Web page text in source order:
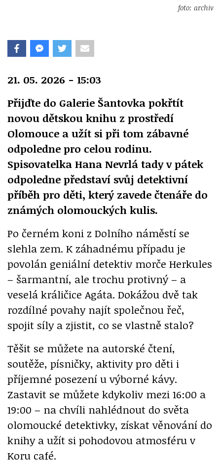
foto: archiv
21. 05. 2026 - 15:03
Přijďte do Galerie Šantovka pokřtít
novou dětskou knihu z prostředí
Olomouce a užít si při tom zábavné
odpoledne pro celou rodinu.
Spisovatelka Hana Nevrlá tady v pátek
odpoledne představí svůj detektivní
příběh pro děti, který zavede čtenáře do
známých olomouckých kulis.
Po černém koni z Dolního náměstí se
slehla zem. K záhadnému případu je
povolán geniální detektiv morče Herkules
– šarmantní, ale trochu protivný – a
veselá králičice Agáta. Dokážou dvě tak
rozdílné povahy najít společnou řeč,
spojit síly a zjistit, co se vlastně stalo?
Těšit se můžete na autorské čtení,
soutěže, písničky, aktivity pro děti i
příjemné posezení u výborné kávy.
Zastavit se můžete kdykoliv mezi 16:00 a
19:00 – na chvíli nahlédnout do světa
olomoucké detektivky, získat věnování do
knihy a užít si pohodovou atmosféru v
Koru café.